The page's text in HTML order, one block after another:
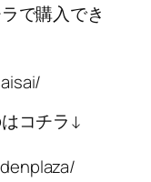
で購入でき
コチラ↓